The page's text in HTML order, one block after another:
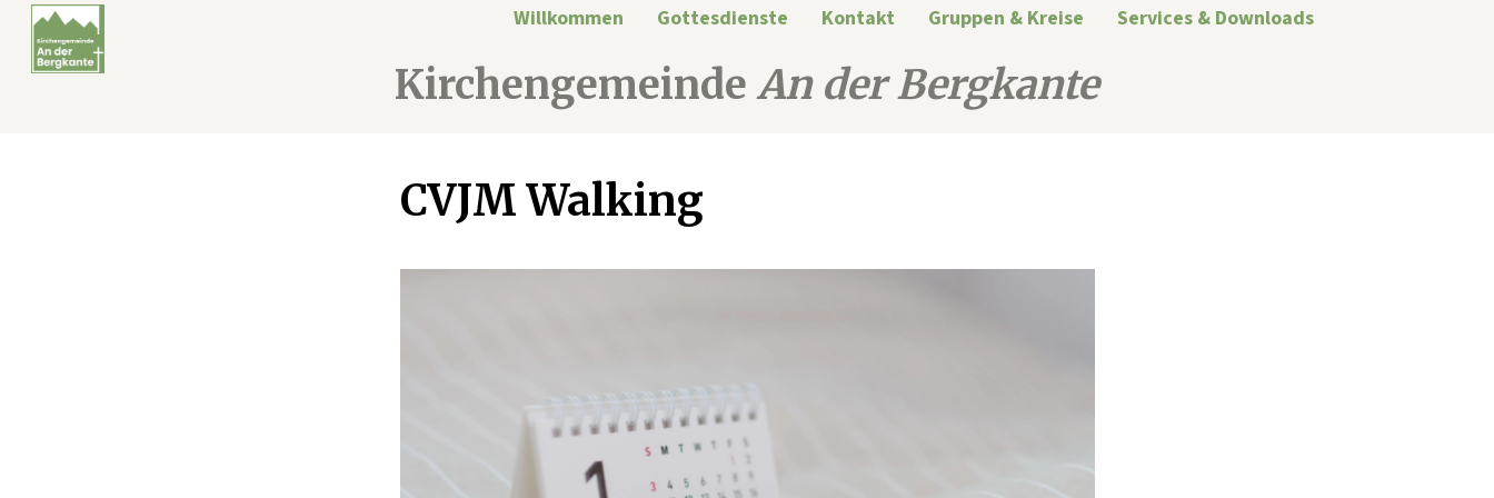
Willkommen Gottesdienste Kontakt Gruppen & Kreise Services & Downloads
KirchengemeindeAn der Bergkante
CVJM Walking